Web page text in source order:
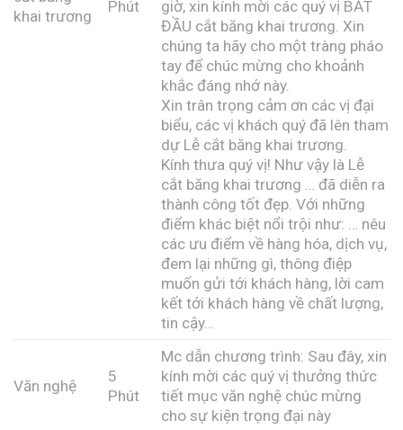
khai trương
Phút
giờ, xin kính mời các quý vị BẮT
ĐẦU cắt băng khai trương. Xin
chúng ta hãy cho một tràng pháo
tay để chúc mừng cho khoảnh
khắc đáng nhớ này.
Xin trân trọng cảm ơn các vị đại
biểu, các vị khách quý đã lên tham
dự Lễ cắt băng khai trương.
Kính thưa quý vị! Như vậy là Lễ
cắt băng khai trương … đã diễn ra
thành công tốt đẹp. Với những
điểm khác biệt nổi trội như: … nêu
các ưu điểm về hàng hóa, dịch vụ,
đem lại những gì, thông điệp
muốn gửi tới khách hàng, lời cam
kết tới khách hàng về chất lượng,
tin cậy…
Văn nghệ
5
Phút
Mc dẫn chương trình: Sau đây, xin
kính mời các quý vị thưởng thức
tiết mục văn nghệ chúc mừng
cho sự kiện trọng đại này